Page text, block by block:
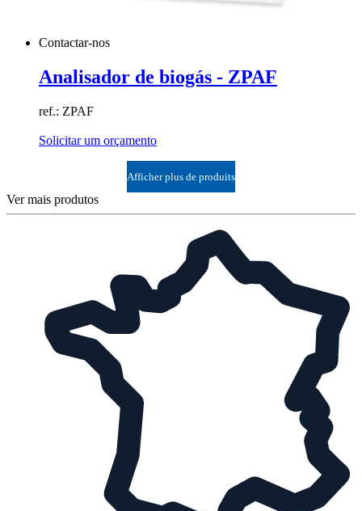
Contactar-nos
Analisador de biogás - ZPAF
ref.: ZPAF
Solicitar um orçamento
Afficher plus de produits
Ver mais produtos